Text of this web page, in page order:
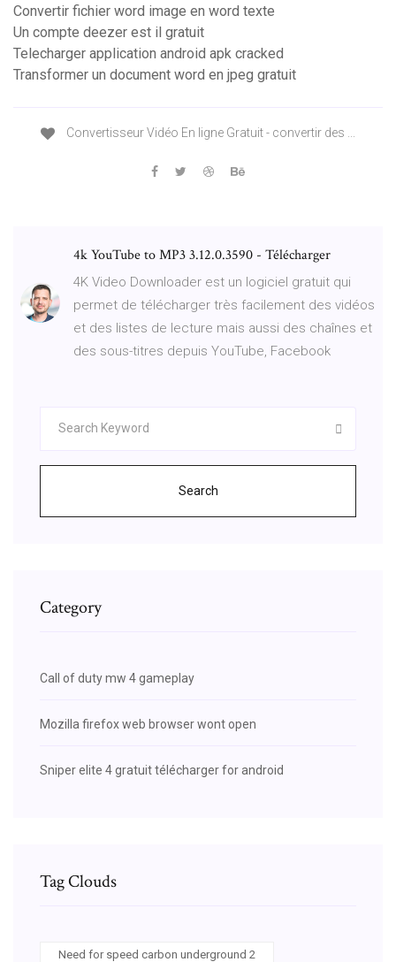
Convertir fichier word image en word texte
Un compte deezer est il gratuit
Telecharger application android apk cracked
Transformer un document word en jpeg gratuit
Convertisseur Vidéo En ligne Gratuit - convertir des ...
4k YouTube to MP3 3.12.0.3590 - Télécharger
4K Video Downloader est un logiciel gratuit qui
permet de télécharger très facilement des vidéos
et des listes de lecture mais aussi des chaînes et
des sous-titres depuis YouTube, Facebook
Search
Category
Call of duty mw 4 gameplay
Mozilla firefox web browser wont open
Sniper elite 4 gratuit télécharger for android
Tag Clouds
Need for speed carbon underground 2